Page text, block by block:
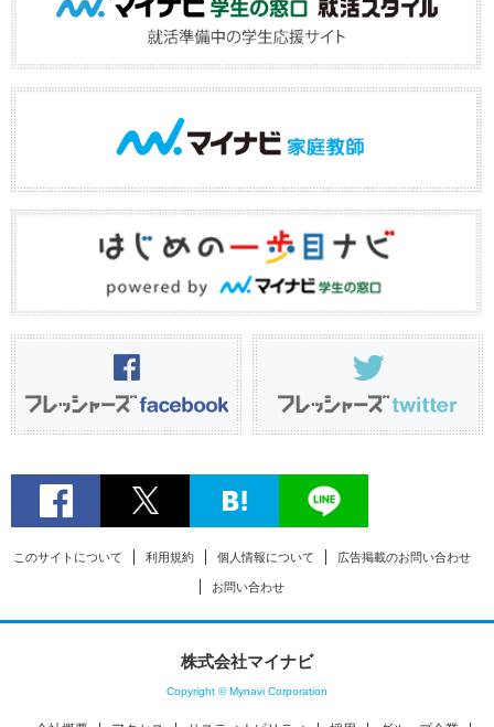
このサイトについて 利用規約 個人情報について 広告掲載のお問い合わせ
お問い合わせ
株式会社マイナビ
Copyright © Mynavi Corporation